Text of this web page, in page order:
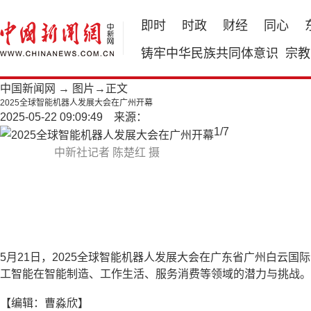
即时 时政 财经 同心
铸牢中华民族共同体意识 宗教
中国新闻网 → 图片 →正文
2025全球智能机器人发展大会在广州开幕
2025-05-22 09:09:49 来源：
中新社记者 陈楚红 摄
1/7
5月21日，2025全球智能机器人发展大会在广东省广州白云国
工智能在智能制造、工作生活、服务消费等领域的潜力与挑战
【编辑：曹淼欣】